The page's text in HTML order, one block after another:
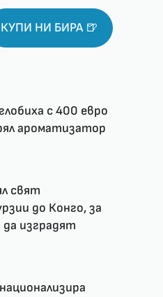
КУПИ НИ БИРА 🍺
с 400 евро
ароматизатор
свят
до Конго, за
да изградят